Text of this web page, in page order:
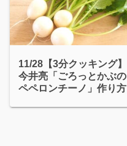
11/28【3分クッキング】
今井亮「ごろっとかぶの
ペペロンチーノ」作り方